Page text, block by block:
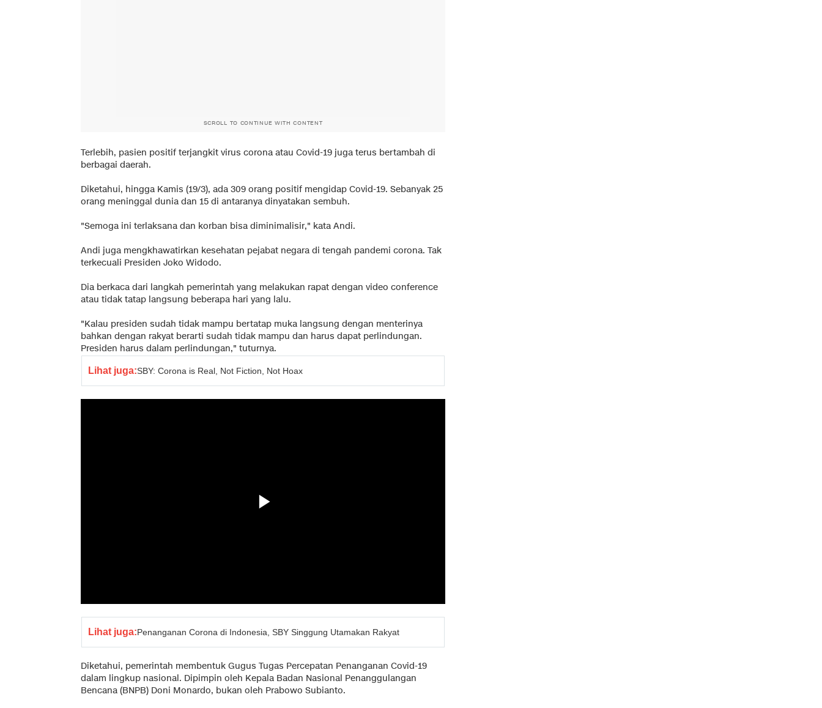
SCROLL TO CONTINUE WITH CONTENT
Terlebih, pasien positif terjangkit virus corona atau Covid-19 juga terus bertambah di
berbagai daerah.
Diketahui, hingga Kamis (19/3), ada 309 orang positif mengidap Covid-19. Sebanyak 25
orang meninggal dunia dan 15 di antaranya dinyatakan sembuh.
"Semoga ini terlaksana dan korban bisa diminimalisir," kata Andi.
Andi juga mengkhawatirkan kesehatan pejabat negara di tengah pandemi corona. Tak
terkecuali Presiden Joko Widodo.
Dia berkaca dari langkah pemerintah yang melakukan rapat dengan video conference
atau tidak tatap langsung beberapa hari yang lalu.
"Kalau presiden sudah tidak mampu bertatap muka langsung dengan menterinya
bahkan dengan rakyat berarti sudah tidak mampu dan harus dapat perlindungan.
Presiden harus dalam perlindungan," tuturnya.
Lihat juga:SBY: Corona is Real, Not Fiction, Not Hoax
Lihat juga:Penanganan Corona di Indonesia, SBY Singgung Utamakan Rakyat
Diketahui, pemerintah membentuk Gugus Tugas Percepatan Penanganan Covid-19
dalam lingkup nasional. Dipimpin oleh Kepala Badan Nasional Penanggulangan
Bencana (BNPB) Doni Monardo, bukan oleh Prabowo Subianto.